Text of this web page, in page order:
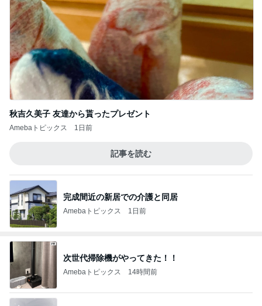
秋吉久美子 友達から貰ったプレゼント
Amebaトピックス 1日前
記事を読む
完成間近の新居での介護と同居
Amebaトピックス 1日前
次世代掃除機がやってきた！！
Amebaトピックス 14時間前